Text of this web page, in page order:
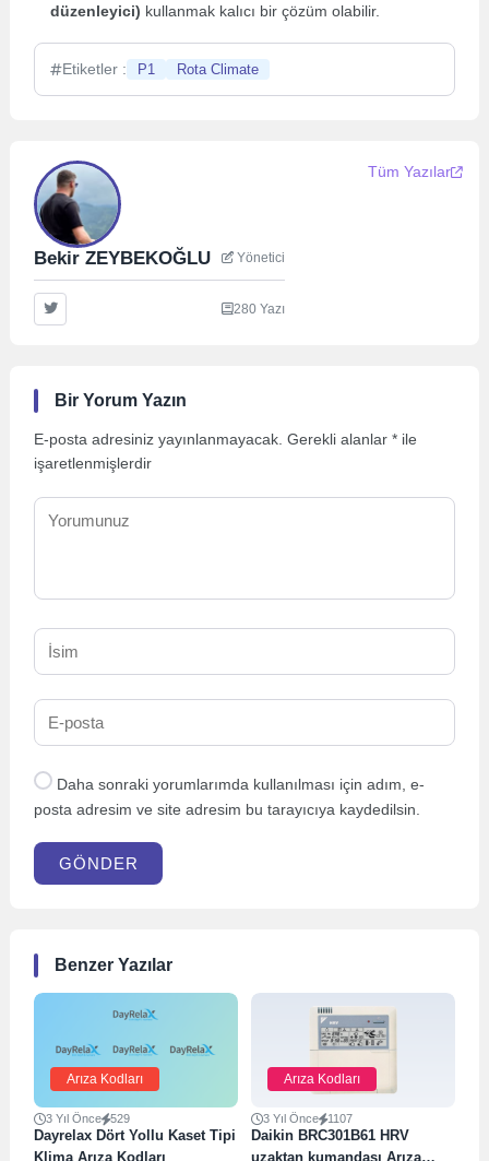
düzenleyici) kullanmak kalıcı bir çözüm olabilir.
Etiketler : P1 Rota Climate
Bekir ZEYBEKOĞLU Yönetici
Tüm Yazılar
280 Yazı
Bir Yorum Yazın
E-posta adresiniz yayınlanmayacak. Gerekli alanlar* ile
işaretlenmişlerdir
Daha sonraki yorumlarımda kullanılması için adım, e-
posta adresim ve site adresim bu tarayıcıya kaydedilsin.
GÖNDER
Benzer Yazılar
Arıza Kodları
3 Yıl Önce 529
Dayrelax Dört Yollu Kaset Tipi
Klima Arıza Kodları
Arıza Kodları
3 Yıl Önce 1107
Daikin BRC301B61 HRV
uzaktan kumandası Arıza